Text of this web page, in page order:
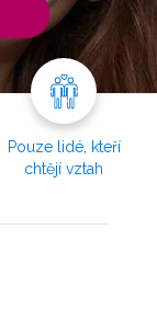
Pouze lidé, kteří
chtějí vztah